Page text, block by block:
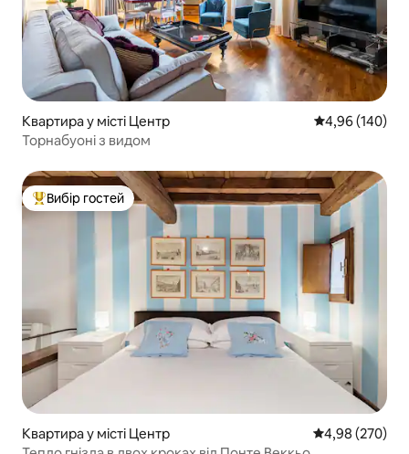
Квартира у місті Центр Середня
4,96 (140)
Торнабуоні з видом
Топ вибір гостей
Вибір гостей
Квартира у місті Центр Середня
4,98 (270)